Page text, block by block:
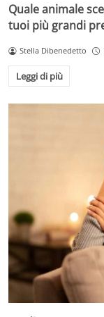
Quale animale
tuoi più grandi
Stella Dibenedetto
Leggi di più